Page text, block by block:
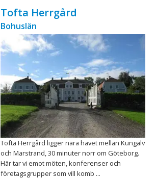
Tofta Herrgård
Bohuslän
Tofta Herrgård ligger nära havet mellan Kungälv
och Marstrand, 30 minuter norr om Göteborg.
Här tar vi emot möten, konferenser och
företagsgrupper som vill komb ...